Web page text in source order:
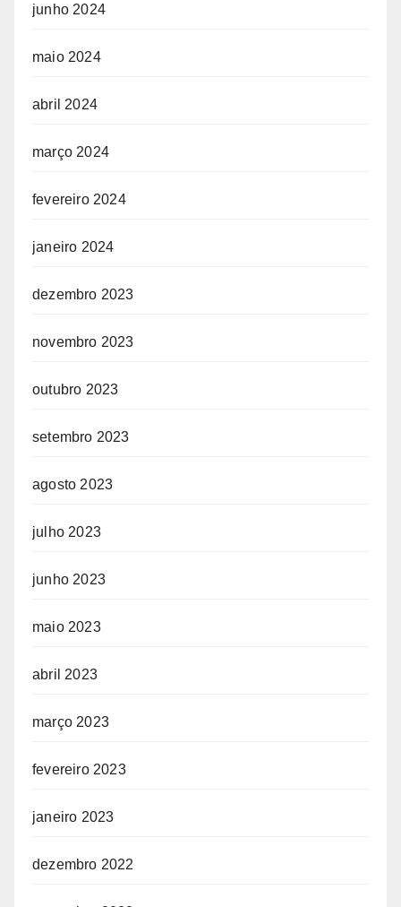
junho 2024
maio 2024
abril 2024
março 2024
fevereiro 2024
janeiro 2024
dezembro 2023
novembro 2023
outubro 2023
setembro 2023
agosto 2023
julho 2023
junho 2023
maio 2023
abril 2023
março 2023
fevereiro 2023
janeiro 2023
dezembro 2022